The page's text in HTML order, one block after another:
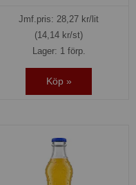
Jmf.pris: 28,27 kr/lit
(14,14 kr/st)
Lager: 1 förp.
Köp »